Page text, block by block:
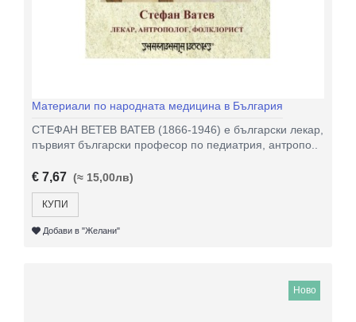
Материали по народната медицина в България
СТЕФАН ВЕТЕВ ВАТЕВ (1866-1946) е български лекар,
първият български професор по педиатрия, антропо..
€ 7,67 (≈ 15,00лв)
КУПИ
Добави в "Желани"
Ново